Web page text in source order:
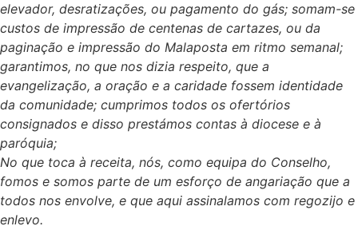
elevador, desratizações, ou pagamento do gás; somam-se
custos de impressão de centenas de cartazes, ou da
paginação e impressão do Malaposta em ritmo semanal;
garantimos, no que nos dizia respeito, que a
evangelização, a oração e a caridade fossem identidade
da comunidade; cumprimos todos os ofertórios
consignados e disso prestámos contas à diocese e à
paróquia;
No que toca à receita, nós, como equipa do Conselho,
fomos e somos parte de um esforço de angariação que a
todos nos envolve, e que aqui assinalamos com regozijo e
enlevo.